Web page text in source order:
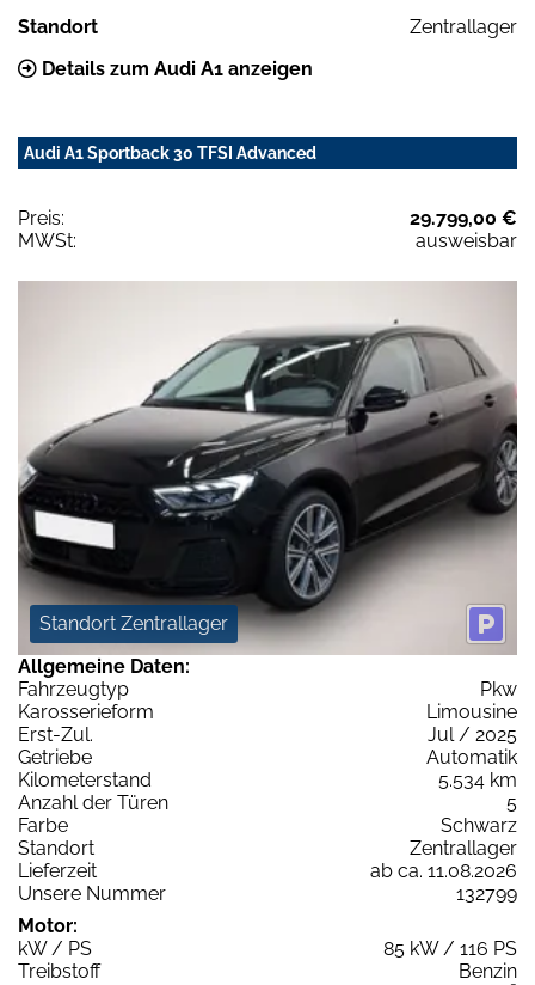
Standort
Zentrallager
Details zum Audi A1 anzeigen
Audi A1 Sportback 30 TFSI Advanced
Preis:
29.799,00 €
MWSt:
ausweisbar
Standort Zentrallager
Allgemeine Daten:
Fahrzeugtyp
Pkw
Karosserieform
Limousine
Erst-Zul.
Jul / 2025
Getriebe
Automatik
Kilometerstand
5.534 km
Anzahl der Türen
5
Farbe
Schwarz
Standort
Zentrallager
Lieferzeit
ab ca. 11.08.2026
Unsere Nummer
132799
Motor:
kW / PS
85 kW / 116 PS
Treibstoff
Benzin